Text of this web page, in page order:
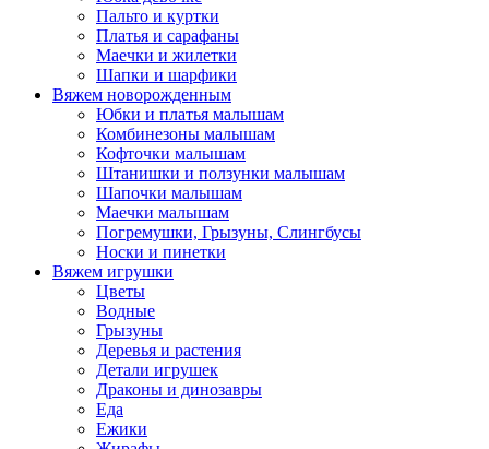
Пальто и куртки
Платья и сарафаны
Маечки и жилетки
Шапки и шарфики
Вяжем новорожденным
Юбки и платья малышам
Комбинезоны малышам
Кофточки малышам
Штанишки и ползунки малышам
Шапочки малышам
Маечки малышам
Погремушки, Грызуны, Слингбусы
Носки и пинетки
Вяжем игрушки
Цветы
Водные
Грызуны
Деревья и растения
Детали игрушек
Драконы и динозавры
Еда
Ежики